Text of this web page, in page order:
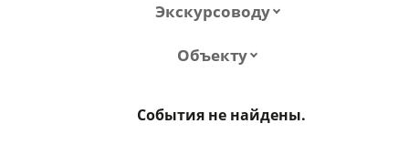
Экскурсоводу
Объекту
События не найдены.